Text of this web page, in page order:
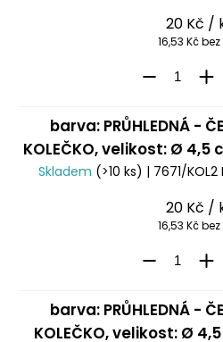
20 Kč /
16,53 Kč bez
barva: PRŮHLEDNÁ -
KOLEČKO, velikost: Ø
Skladem (>10 ks) | 7671/KOL2
20 Kč /
16,53 Kč bez
barva: PRŮHLEDNÁ -
KOLEČKO, velikost: Ø